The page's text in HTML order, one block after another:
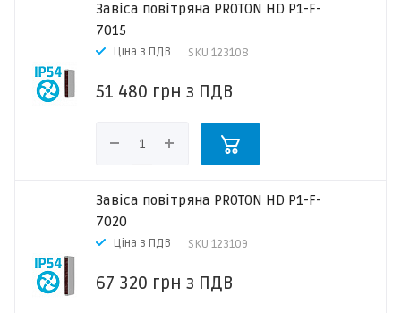
Завіса повітряна PROTON HD P1-F-
7015
Ціна з ПДВ SKU 123108
51 480 грн з ПДВ
Завіса повітряна PROTON HD P1-F-
7020
Ціна з ПДВ SKU 123109
67 320 грн з ПДВ